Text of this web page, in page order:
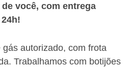
você, com entrega
autorizado, com frota
Trabalhamos com botijões